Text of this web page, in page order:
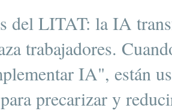
del LITAT: la IA
trabajadores.
IA", están
precarizar y